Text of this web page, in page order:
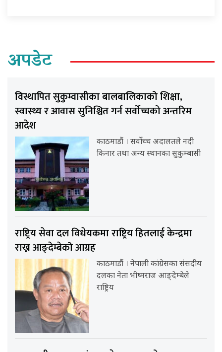
अपडेट
विस्थापित सुकुम्वासीका बालबालिकाको शिक्षा,
स्वास्थ्य र आवास सुनिश्चित गर्न सर्वोच्चको अन्तरिम
आदेश
काठमाडौं । सर्वोच्च अदालतले नदी
किनार तथा अन्य स्थानका सुकुम्बासी
राष्ट्रिय सेवा दल विधेयकमा राष्ट्रिय हितलाई केन्द्रमा
राख्न आङ्देम्बेको आग्रह
काठमाडौं । नेपाली कांग्रेसका संसदीय
दलका नेता भीष्मराज आङ्देम्बेले
राष्ट्रिय